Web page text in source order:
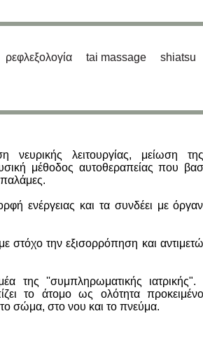
ρεφλεξολογία tai massage shiatsu
νευρικής λειτουργίας, μείωση
μέθοδος αυτοθεραπείας που
ενέργειας και τα συνδέει με
στόχο την εξισορρόπηση και
της ''συμπληρωματικής ιατρικής".
το άτομο ως ολότητα
σώμα, στο νου και το πνεύμα.